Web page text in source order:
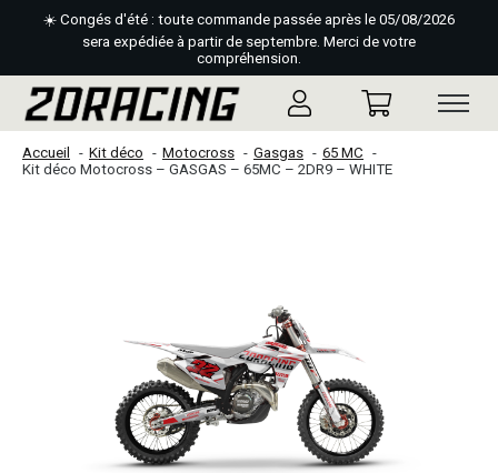
☀️ Congés d'été : toute commande passée après le 05/08/2026
sera expédiée à partir de septembre. Merci de votre
compréhension.
Accueil Kit déco Motocross Gasgas
65 MC
Kit déco Motocross – GASGAS – 65MC – 2DR9 – WHITE